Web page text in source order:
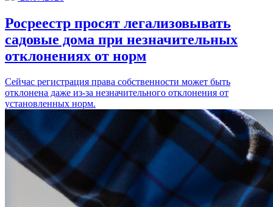
Росреестр просят легализовывать
садовые дома при незначительных
отклонениях от норм
Сейчас регистрация права собственности может быть
отклонена даже из-за незначительного отклонения от
установленных норм.